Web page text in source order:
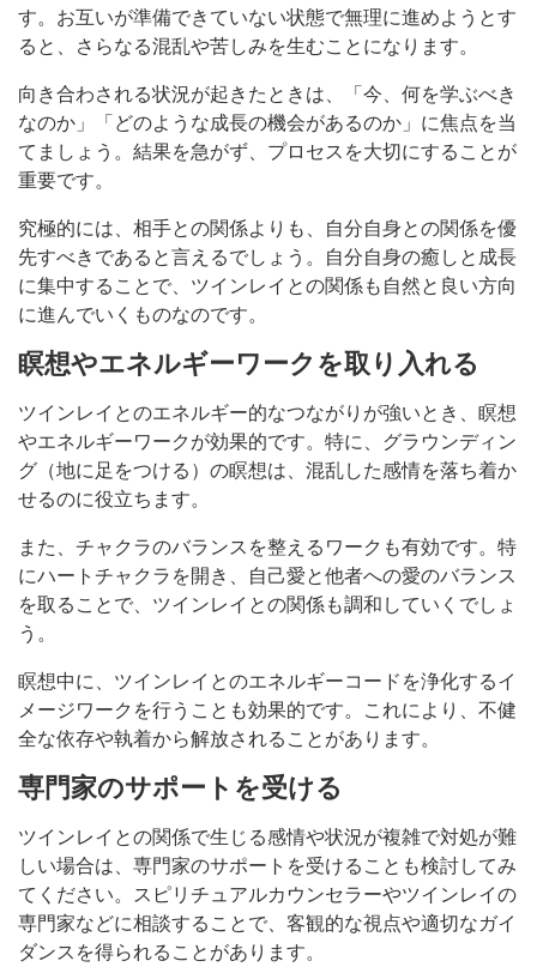
す。お互いが準備できていない状態で無理に進めようとす
ると、さらなる混乱や苦しみを生むことになります。
向き合わされる状況が起きたときは、「今、何を学ぶべき
なのか」「どのような成長の機会があるのか」に焦点を当
てましょう。結果を急がず、プロセスを大切にすることが
重要です。
究極的には、相手との関係よりも、自分自身との関係を優
先すべきであると言えるでしょう。自分自身の癒しと成長
に集中することで、ツインレイとの関係も自然と良い方向
に進んでいくものなのです。
瞑想やエネルギーワークを取り入れる
ツインレイとのエネルギー的なつながりが強いとき、瞑想
やエネルギーワークが効果的です。特に、グラウンディン
グ（地に足をつける）の瞑想は、混乱した感情を落ち着か
せるのに役立ちます。
また、チャクラのバランスを整えるワークも有効です。特
にハートチャクラを開き、自己愛と他者への愛のバランス
を取ることで、ツインレイとの関係も調和していくでしょ
う。
瞑想中に、ツインレイとのエネルギーコードを浄化するイ
メージワークを行うことも効果的です。これにより、不健
全な依存や執着から解放されることがあります。
専門家のサポートを受ける
ツインレイとの関係で生じる感情や状況が複雑で対処が難
しい場合は、専門家のサポートを受けることも検討してみ
てください。スピリチュアルカウンセラーやツインレイの
専門家などに相談することで、客観的な視点や適切なガイ
ダンスを得られることがあります。